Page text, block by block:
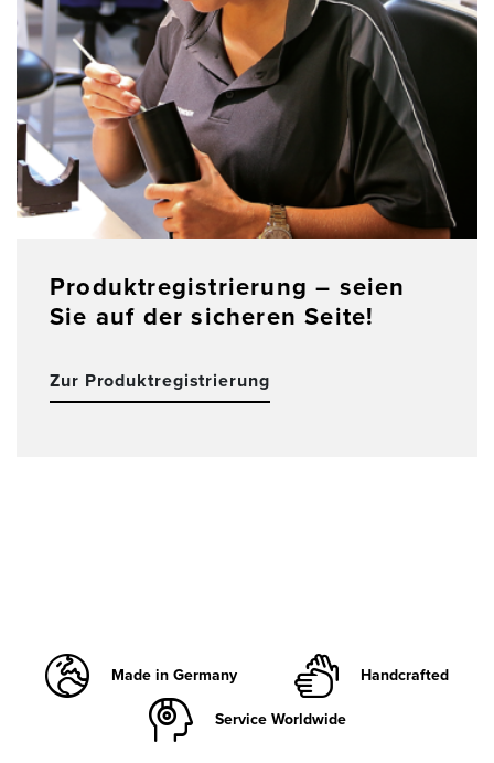
Produktregistrierung – seien
Sie auf der sicheren Seite!
Zur Produktregistrierung
Made in Germany
Handcrafted
Service Worldwide